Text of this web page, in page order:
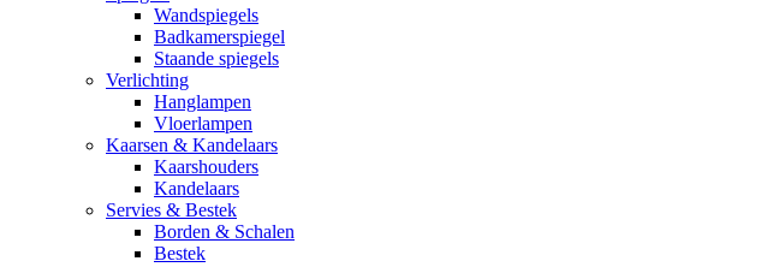
Wandspiegels
Badkamerspiegel
Staande spiegels
Verlichting
Hanglampen
Vloerlampen
Kaarsen & Kandelaars
Kaarshouders
Kandelaars
Servies & Bestek
Borden & Schalen
Bestek